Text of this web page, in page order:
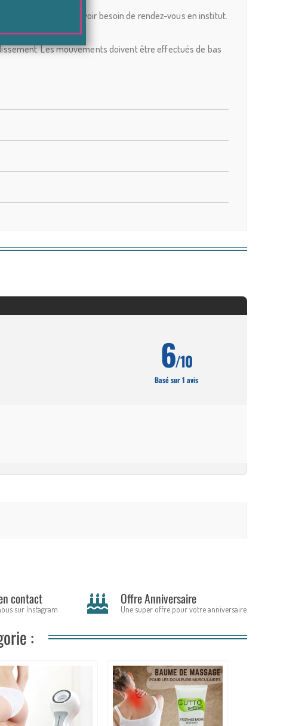
sans avoir besoin de rendez-vous en institut.
Les mouvements doivent être effectués de bas
6/10
Basé sur 1 avis
contact
sur Instagram
Offre Anniversaire
Une super offre pour votre anniversaire
: